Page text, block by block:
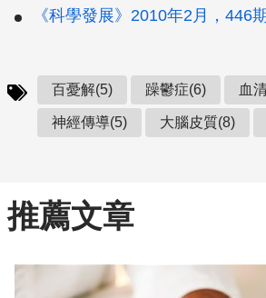
《科學發展》2010年2月，446
百憂解(5) 躁鬱症(6) 血
神經傳導(5) 大腦皮質(8)
推薦文章